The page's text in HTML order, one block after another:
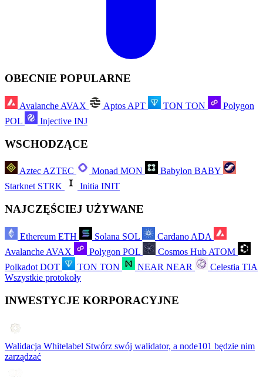
OBECNIE POPULARNE
Avalanche AVAX Aptos APT TON TON
Polygon
POL
Injective INJ
WSCHODZĄCE
AztecAZTEC Monad MON Babylon BABY
Starknet STRK Initia INIT
NAJCZĘŚCIEJ UŻYWANE
Ethereum ETH Solana SOL Cardano ADA
Avalanche AVAX Polygon POL Cosmos Hub ATOM
Polkadot DOT TON TON NEAR NEAR Celestia TIA
Wszystkie protokoły
INWESTYCJE KORPORACYJNE
Walidacja Whitelabel Stwórz swój walidator, a node101 będzie nim
zarządzać